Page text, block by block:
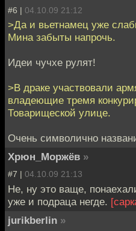
#6 | 04.10.09 21:12
>Да и вьетнамец уже
Мина забыты напрочь.
Идеи чучхе рулят!
>В драке участвовали
владеющие тремя
Товарищеской улице.
Очень символично
Хрюн_Моржёв »
#7 | 04.10.09 21:13
Не, ну это ваще,
уже и подраца негде.
jurikberlin »